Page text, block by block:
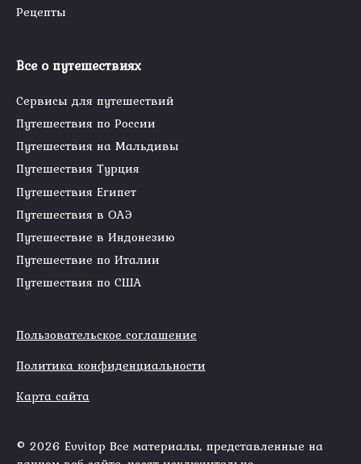
Рецепты
Все о путешествиях
Сервисы для путешествий
Путешествия по России
Путешествия на Мальдивы
Путешествия Турция
Путешествия Египет
Путешествия в ОАЭ
Путешествие в Индонезию
Путешествие по Италии
Путешествия по США
Пользовательское соглашение
Политика конфиденциальности
Карта сайта
© 2026 Evvitop Все материалы, представленные на